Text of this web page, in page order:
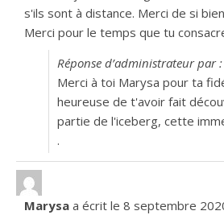
s'ils sont à distance. Merci de si
Merci pour le temps que tu
Réponse d’administrateur par
Merci à toi Marysa pour ta
heureuse de t'avoir fait
partie de l'iceberg, cette
.
Marysa a écrit le 8 septembre